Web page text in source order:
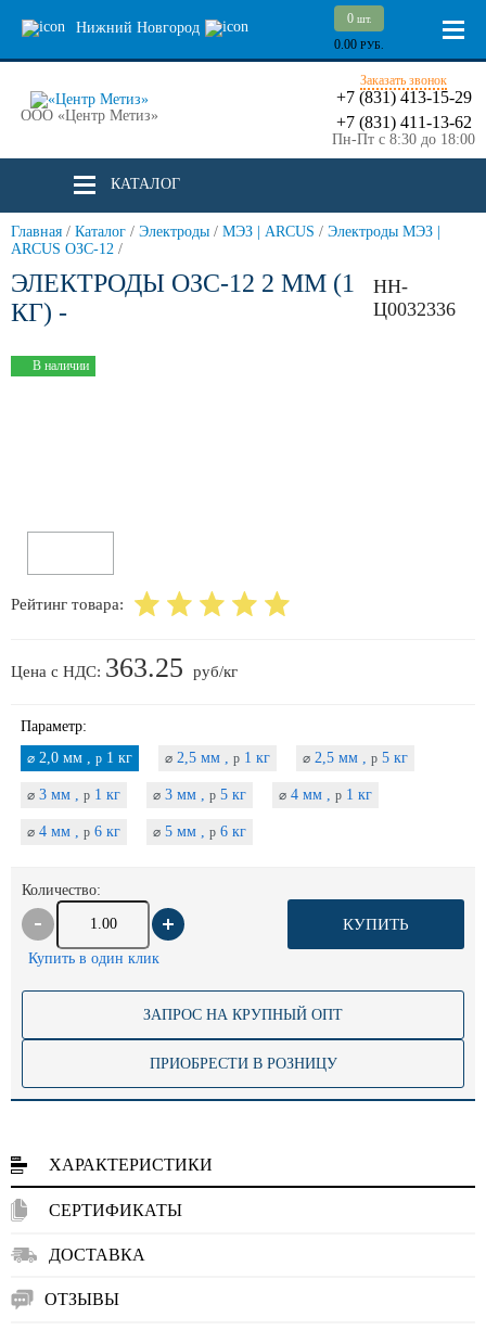
Нижний Новгород
0 шт.
0.00 РУБ.
ООО «Центр Метиз»
Заказать звонок
+7 (831) 413-15-29
+7 (831) 411-13-62
Пн-Пт с 8:30 до 18:00
КАТАЛОГ
Главная / Каталог / Электроды / МЭЗ | ARCUS / Электроды МЭЗ |
ARCUS ОЗС-12 /
ЭЛЕКТРОДЫ ОЗС-12 2 ММ (1
КГ) -
НН-
Ц0032336
В наличии
Рейтинг товара:
Цена с НДС: 363.25 руб/кг
Параметр:
⌀ 2,0 мм , p 1 кг ⌀ 2,5 мм , p 1 кг ⌀ 2,5 мм , p 5 кг
⌀ 3 мм , p 1 кг ⌀ 3 мм , p 5 кг ⌀ 4 мм , p 1 кг
⌀ 4 мм , p 6 кг ⌀ 5 мм , p 6 кг
Количество:
КУПИТЬ
Купить в один клик
ЗАПРОС НА КРУПНЫЙ ОПТ
ПРИОБРЕСТИ В РОЗНИЦУ
ХАРАКТЕРИСТИКИ
СЕРТИФИКАТЫ
ДОСТАВКА
ОТЗЫВЫ